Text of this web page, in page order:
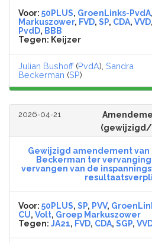
Voor: 50PLUS, GroenLinks-PvdA,
Markuszower, FVD, SP, CDA, VVD,
PvdD, BBB
Tegen: Keijzer
Julian Bushoff(PvdA), Sandra
Beckerman (SP)
2026-04-21
Gewijzigd amendement van
Beckerman ter vervanging
vervangen van de
Voor: 50PLUS, SP, PVV,
CU, Volt, Groep Markuszower
Tegen: JA21, FVD, CDA, SGP,